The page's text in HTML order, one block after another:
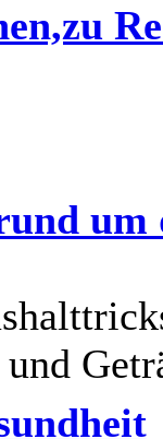
um